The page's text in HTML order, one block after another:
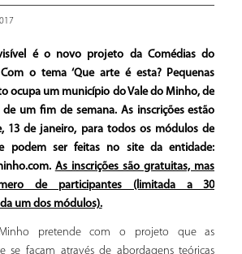
é o novo projeto da Comédias do
o tema ‘Que arte é esta? Pequenas
ocupa um município do Vale do Minho, de
um fim de semana. As inscrições estão
13 de janeiro, para todos os módulos de
podem ser feitas no site da entidade:
As inscrições são gratuitas, mas
de participantes (limitada a 30
um dos módulos).
pretende com o projeto que as
se façam através de abordagens teóricas